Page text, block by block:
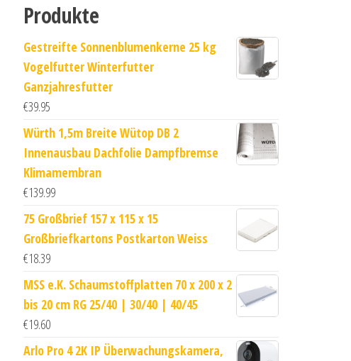
Produkte
Gestreifte Sonnenblumenkerne 25 kg
Vogelfutter Winterfutter
Ganzjahresfutter
€39.95
Würth 1,5m Breite Wütop DB 2
Innenausbau Dachfolie Dampfbremse
Klimamembran
€139.99
75 Großbrief 157 x 115 x 15
Großbriefkartons Postkarton Weiss
€18.39
MSS e.K. Schaumstoffplatten 70 x 200 x 2
bis 20 cm RG 25/40 | 30/40 | 40/45
€19.60
Arlo Pro 4 2K IP Überwachungskamera,